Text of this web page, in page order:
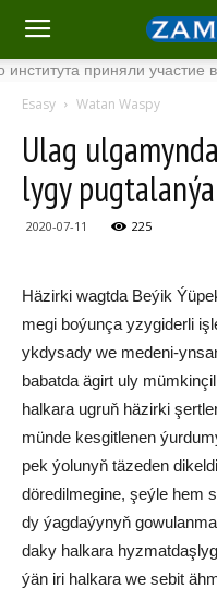
приняли участие в
Esasy Watan Waspy
Ulag
ly­gy
2020-07-11 225
Hä­zir­ki wagt­da Be­ýik
me­gi bo­ýun­ça yzy­gi­der­li
yk­dy­sa­dy we me­de­ni-
ba­bat­da ägirt uly
hal­ka­ra ug­ruň hä­zir­ki
mün­de kes­git­le­nen
pek ýo­lu­nyň tä­ze­den
dö­re­dil­me­gi­ne, şeý­le hem
dy ýag­da­ýy­nyň
da­ky hal­ka­ra
ýän iri hal­ka­ra we se­bit